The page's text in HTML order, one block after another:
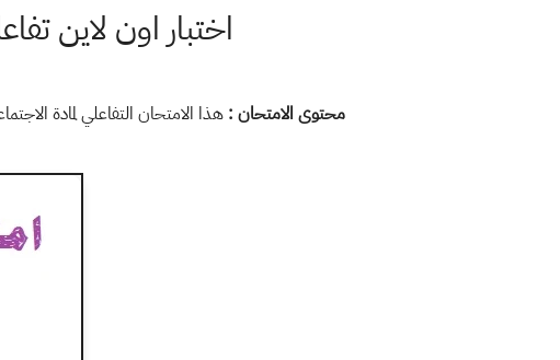
اختبار اون لاين
محتوى الامتحان : هذا الامتحان التفاعلي لمادة